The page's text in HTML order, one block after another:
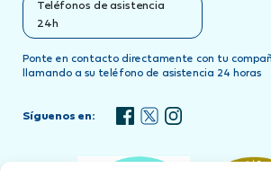
Teléfonos de asistencia
24h
Ponte en contacto directamente con tu
llamando a su teléfono de asistencia 24 horas
Síguenos en: